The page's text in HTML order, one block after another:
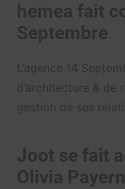
hemea fait
Septembre
L’agence 14
d’architecture & de
gestion de ses
Joot se fait
Olivia